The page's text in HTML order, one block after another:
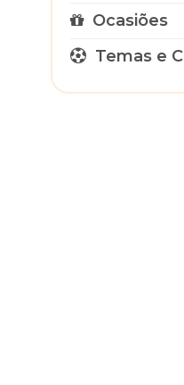
Ocasiões
Temas e